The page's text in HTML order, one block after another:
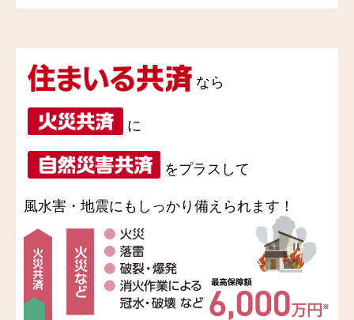
なら
に
をプラスして
風水害・地震にもしっかり備えられます！